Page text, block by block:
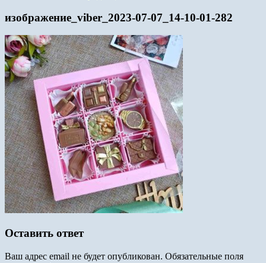
изображение_viber_2023-07-07_14-10-01-282
Оставить ответ
Ваш адрес email не будет опубликован. Обязательные поля